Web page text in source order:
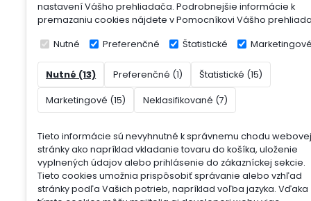
nastavení Vášho prehliadača. Podrobnejšie informácie k
premazaniu cookies nájdete v Pomocníkovi Vášho
Nutné Preferenčné Štatistické Marketingové
Nutné (13) Preferenčné (1) Štatistické (15)
Marketingové (15) Neklasifikované (7)
Tieto informácie sú nevyhnutné k správnemu chodu webovej
stránky ako napríklad vkladanie tovaru do košíka, uloženie
vyplnených údajov alebo prihlásenie do zákazníckej sekcie.
Tieto cookies umožnia prispôsobiť správanie alebo vzhľad
stránky podľa Vašich potrieb, napríklad voľba jazyka. Vďaka